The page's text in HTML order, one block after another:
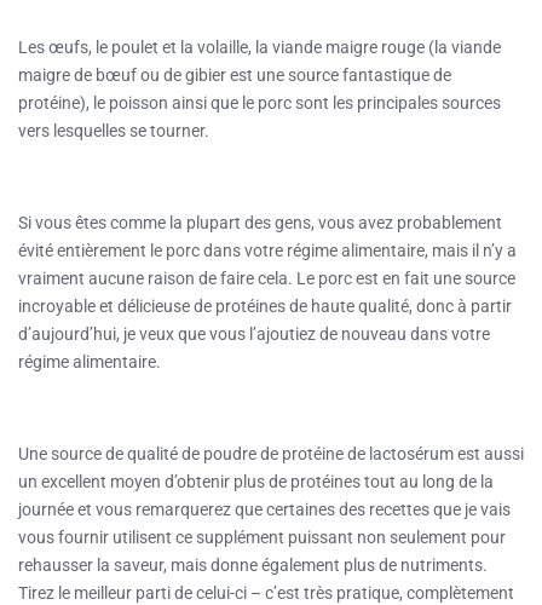
Les œufs, le poulet et la volaille, la viande maigre rouge (la viande
maigre de bœuf ou de gibier est une source fantastique de
protéine), le poisson ainsi que le porc sont les principales sources
vers lesquelles se tourner.
Si vous êtes comme la plupart des gens, vous avez probablement
évité entièrement le porc dans votre régime alimentaire, mais il n’y a
vraiment aucune raison de faire cela. Le porc est en fait une source
incroyable et délicieuse de protéines de haute qualité, donc à partir
d’aujourd’hui, je veux que vous l’ajoutiez de nouveau dans votre
régime alimentaire.
Une source de qualité de poudre de protéine de lactosérum est aussi
un excellent moyen d’obtenir plus de protéines tout au long de la
journée et vous remarquerez que certaines des recettes que je vais
vous fournir utilisent ce supplément puissant non seulement pour
rehausser la saveur, mais donne également plus de nutriments.
Tirez le meilleur parti de celui-ci – c’est très pratique, complètement